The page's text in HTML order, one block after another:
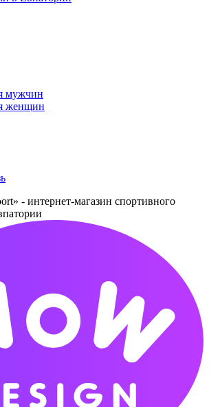
мужчин
женщин
- интернет-магазин спортивного